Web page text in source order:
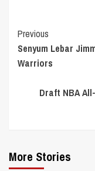
Continue
Reading
Previous
Senyum Lebar
Warriors
Draft NBA
More Stories